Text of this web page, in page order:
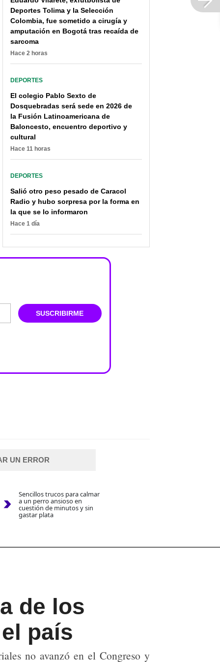
impulsa a Colombia en
medallero
miles de millones al año
Deportes Tolima y la Selección
Colombia, fue sometido a cirugía y
amputación en Bogotá tras recaída de
sarcoma
Hace 2 horas
DEPORTES
El colegio Pablo Sexto de
Dosquebradas será sede en 2026 de
la Fusión Latinoamericana de
Baloncesto, encuentro deportivo y
cultural
Hace 11 horas
DEPORTES
Salió otro peso pesado de Caracol
Radio y hubo sorpresa por la forma en
la que se lo informaron
Hace 1 día
SUSCRIBIRME
UN ERROR
Sencillos trucos para calmar
a un perro ansioso en
cuestión de minutos y sin
gastar plata
de los
país
no avanzó en el Congreso y